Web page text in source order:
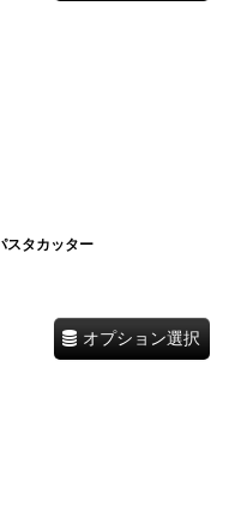
スタカッター
オプション選択